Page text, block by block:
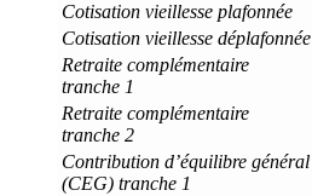
Cotisation vieillesse plafonnée
Cotisation vieillesse déplafonnée
Retraite complémentaire
tranche 1
Retraite complémentaire
tranche 2
Contribution d’équilibre général
(CEG) tranche 1